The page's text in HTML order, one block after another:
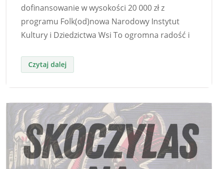
dofinansowanie w wysokości 20 000 zł z
programu Folk(od)nowa Narodowy Instytut
Kultury i Dziedzictwa Wsi To ogromna radość i